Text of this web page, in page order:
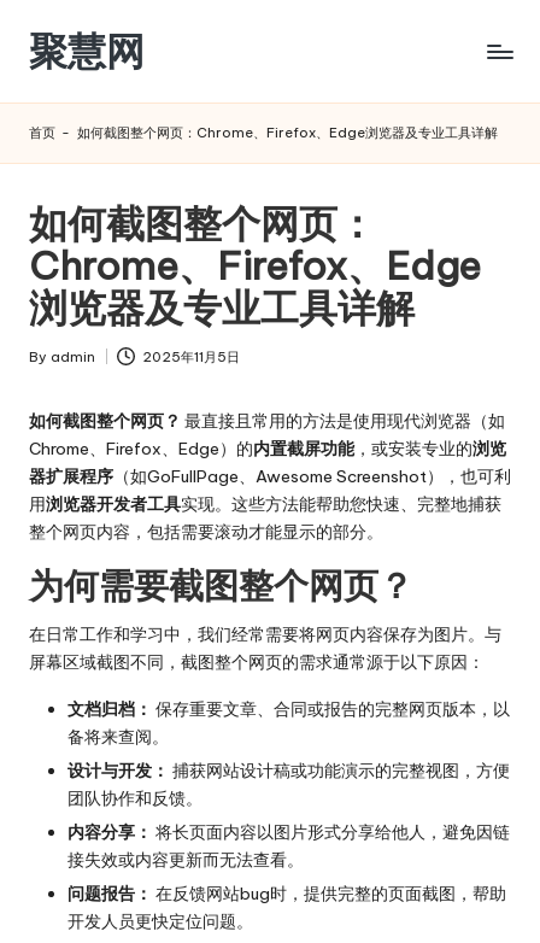
Skip
content
聚慧网
首页 - 如何截图整个网页：Chrome、Firefox、Edge浏览器及专业工具详解
如何截图整个网页：
Chrome、Firefox、Edge
浏览器及专业工具详解
Posted
By admin 2025年11月5日
如何截图整个网页？ 最直接且常用的方法是使用现代浏览器（如
Chrome、Firefox、Edge）的内置截屏功能，或安装专业的浏览
器扩展程序 （如GoFullPage、Awesome Screenshot），也可利
用浏览器开发者工具实现。这些方法能帮助您快速、完整地捕获
整个网页内容，包括需要滚动才能显示的部分。
为何需要截图整个网页？
在日常工作和学习中，我们经常需要将网页内容保存为图片。与
屏幕区域截图不同，截图整个网页的需求通常源于以下原因：
文档归档： 保存重要文章、合同或报告的完整网页版本，以
备将来查阅。
设计与开发： 捕获网站设计稿或功能演示的完整视图，方便
团队协作和反馈。
内容分享： 将长页面内容以图片形式分享给他人，避免因链
接失效或内容更新而无法查看。
问题报告： 在反馈网站bug时，提供完整的页面截图，帮助
开发人员更快定位问题。